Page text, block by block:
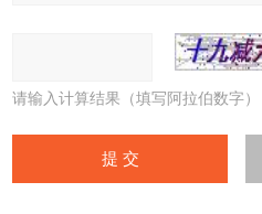
请输入计算结果（填写阿拉伯数字